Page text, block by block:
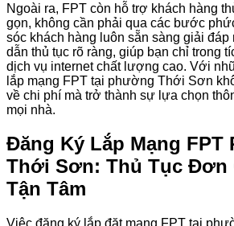
Ngoài ra, FPT còn hỗ trợ khách hàng
gọn, không cần phải qua các bước
sóc khách hàng luôn sẵn sàng giải
dẫn thủ tục rõ ràng, giúp bạn chỉ trong
dịch vụ internet chất lượng cao. Với
lắp mạng FPT tại phường Thới Sơn
về chi phí mà trở thành sự lựa chọn
mọi nhà.
Đăng Ký Lắp Mạng FPT
Thới Sơn: Thủ Tục Đơn
Tận Tâm